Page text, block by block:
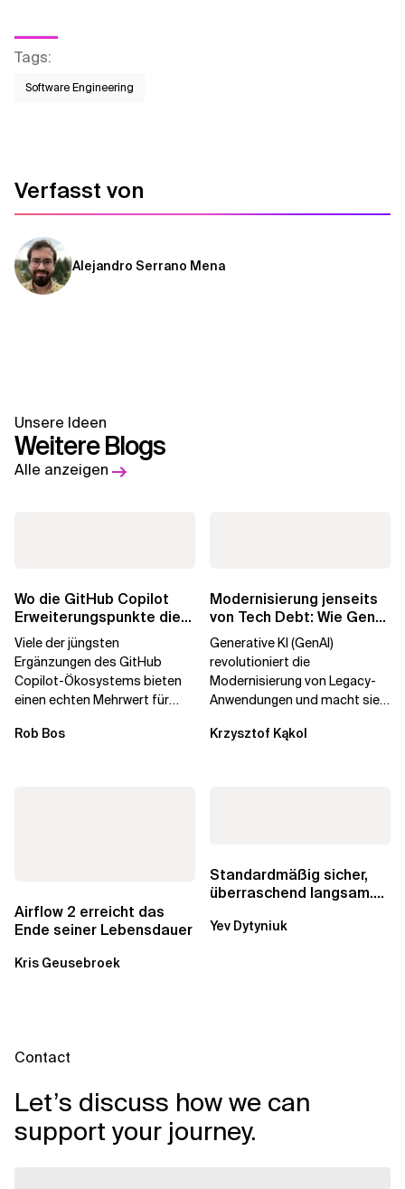
Tags:
Software Engineering
Verfasst von
Alejandro Serrano Mena
Unsere Ideen
Weitere Blogs
Alle anzeigen
Wo die GitHub Copilot
Erweiterungspunkte die
Governance brechen
Viele der jüngsten
Ergänzungen des GitHub
Copilot-Ökosystems bieten
einen echten Mehrwert für
aber auch die...
Rob Bos
Modernisierung jenseits
von Tech Debt: Wie GenAI
die
Generative KI (GenAI)
revolutioniert die
Modernisierung von Legacy-
Anwendungen und macht sie
Durch die Automatisierung...
Krzysztof Kąkol
Airflow 2 erreicht das
Ende seiner Lebensdauer
Kris Geusebroek
Standardmäßig sicher,
überraschend langsam.
über die RDS...
Yev Dytyniuk
Contact
Let’s discuss how we can
support your journey.